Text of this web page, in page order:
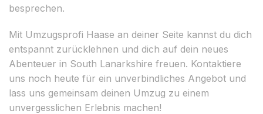
besprechen.
Mit Umzugsprofi Haase an deiner Seite kannst du dich
entspannt zurücklehnen und dich auf dein neues
Abenteuer in South Lanarkshire freuen. Kontaktiere
uns noch heute für ein unverbindliches Angebot und
lass uns gemeinsam deinen Umzug zu einem
unvergesslichen Erlebnis machen!